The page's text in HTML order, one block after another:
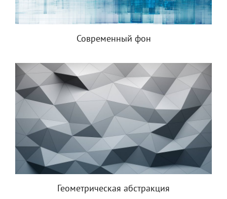
Современный фон
Геометрическая абстракция